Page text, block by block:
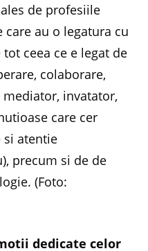
de profesiile
au o legatura cu
ceea ce e legat de
colaborare,
invatator,
care cer
si atentie
precum si de de
(Foto:
dedicate celor